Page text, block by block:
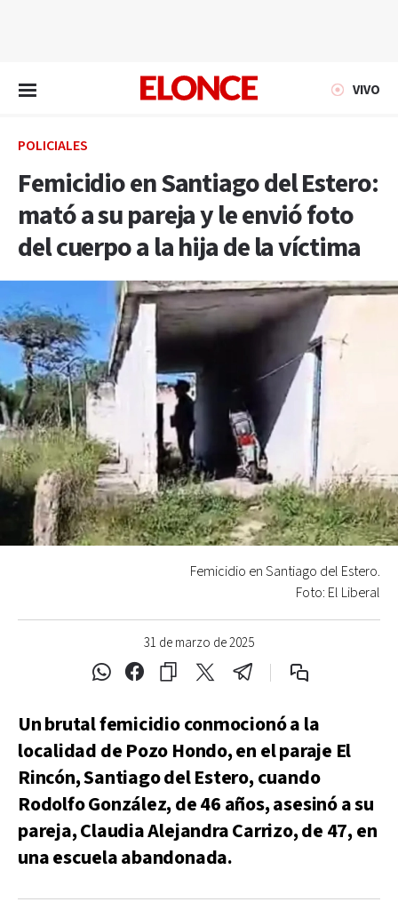
VIVO
POLICIALES
Femicidio en Santiago del Estero:
mató a su pareja y le envió foto
del cuerpo a la hija de la víctima
31 de marzo de 2025
Femicidio en Santiago del Estero.
Foto: El Liberal
Un brutal femicidio conmocionó a la
localidad de Pozo Hondo, en el paraje El
Rincón, Santiago del Estero, cuando
Rodolfo González, de 46 años, asesinó a su
pareja, Claudia Alejandra Carrizo, de 47, en
una escuela abandonada.